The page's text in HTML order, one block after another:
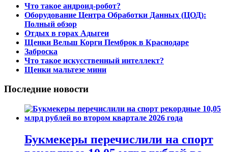
Что такое андроид-робот?
Оборудование Центра Обработки Данных (ЦОД):
Полный обзор
Отдых в горах Адыгеи
Щенки Вельш Корги Пемброк в Краснодаре
Заброска
Что такое искусственный интеллект?
Щенки мальтезе мини
Последние новости
Букмекеры перечислили на спорт